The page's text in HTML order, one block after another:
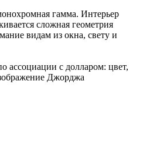
гамма. Интерьер
сложная геометрия
видам из окна, свету и
ассоциации с долларом: цвет,
Джорджа